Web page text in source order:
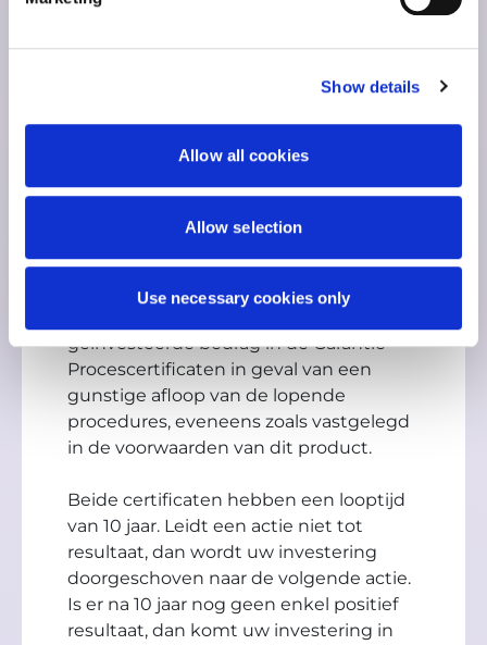
Show details
Allow all cookies
Allow selection
Use necessary cookies only
inhoud van de definitieve uitspraak(en)
of goedkeuring van schikking(en), keert
Procescertificaten.
Procescertificaten aan. Hier kan in
worden geïnvesteerd met een eerste
inschrijving van ten minste €100.000.
geïnvesteerde bedrag in de Garantie
Procescertificaten in geval van een
gunstige afloop van de lopende
procedures, eveneens zoals vastgelegd
in de voorwaarden van dit product.
Beide certificaten hebben een looptijd
van 10 jaar. Leidt een actie niet tot
resultaat, dan wordt uw investering
doorgeschoven naar de volgende actie.
Is er na 10 jaar nog geen enkel positief
resultaat, dan komt uw investering in